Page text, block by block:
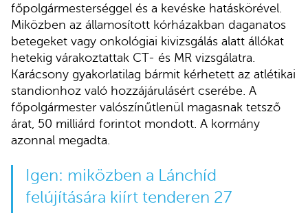
főpolgármesterséggel és a kevéske hatáskörével.
Miközben az államosított kórházakban daganatos
betegeket vagy onkológiai kivizsgálás alatt állókat
hetekig várakoztattak CT- és MR vizsgálatra.
Karácsony gyakorlatilag bármit kérhetett az atlétikai
standionhoz való hozzájárulásért cserébe. A
főpolgármester valószínűtlenül magasnak tetsző
árat, 50 milliárd forintot mondott. A kormány
azonnal megadta.
Igen: miközben a Lánchíd
felújítására kiírt tenderen 27